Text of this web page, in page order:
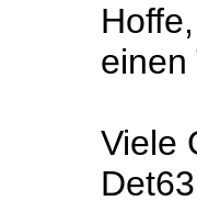
einen
Viele
Det63